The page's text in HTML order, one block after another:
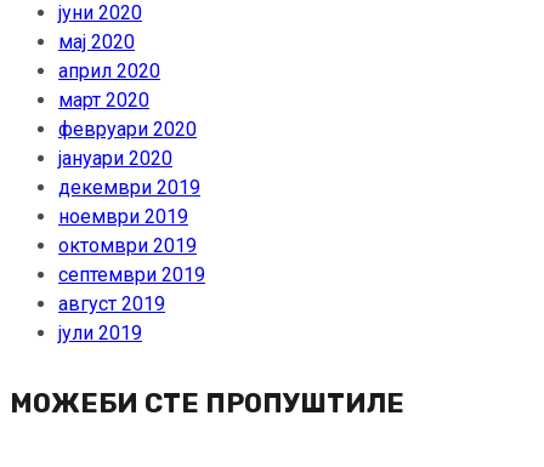
јуни 2020
мај 2020
април 2020
март 2020
февруари 2020
јануари 2020
декември 2019
ноември 2019
октомври 2019
септември 2019
август 2019
јули 2019
МОЖЕБИ СТЕ ПРОПУШТИЛЕ